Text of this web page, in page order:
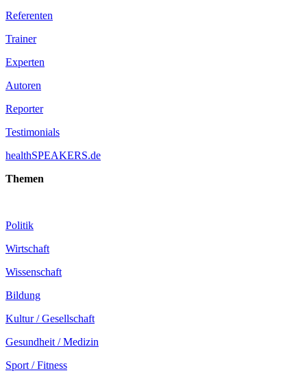
Referenten
Trainer
Experten
Autoren
Reporter
Testimonials
healthSPEAKERS.de
Themen
Politik
Wirtschaft
Wissenschaft
Bildung
Kultur / Gesellschaft
Gesundheit / Medizin
Sport / Fitness